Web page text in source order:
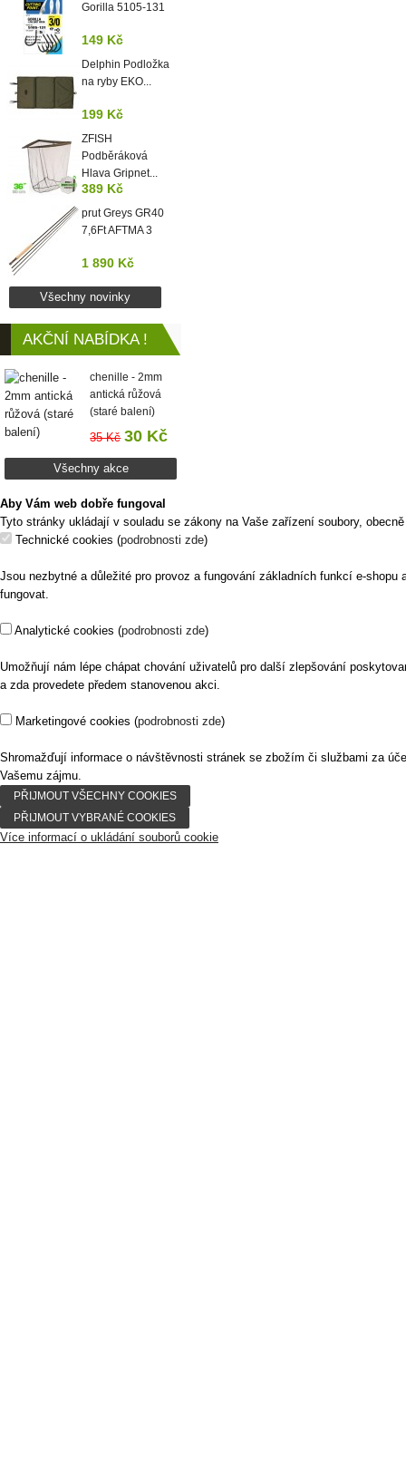
Gorilla 5105-131
149 Kč
Delphin Podložka
na ryby EKO...
199 Kč
ZFISH
Podběráková
Hlava Gripnet...
389 Kč
prut Greys GR40
7,6Ft AFTMA 3
1 890 Kč
Všechny novinky
AKČNÍ NABÍDKA !
chenille - 2mm
antická růžová
(staré balení)
35 Kč 30 Kč
Všechny akce
Aby Vám web dobře fungoval
Tyto stránky ukládají v souladu se zákony na Vaše zařízení soubory,
Technické cookies (podrobnosti zde)
Jsou nezbytné a důležité pro provoz a fungování základních funkcí e-
fungovat.
Analytické cookies (podrobnosti zde)
Umožňují nám lépe chápat chování uživatelů pro další zlepšování
a zda provedete předem stanovenou akci.
Marketingové cookies (podrobnosti zde)
Shromažďují informace o návštěvnosti stránek se zbožím či službami za
Vašemu zájmu.
Více informací o ukládání souborů cookie